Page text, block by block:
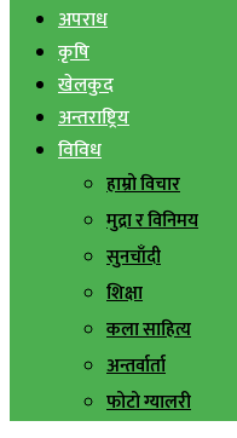
अपराध
कृषि
खेलकुद
अन्तराष्ट्रिय
विविध
हाम्रो विचार
मुद्रा र विनिमय
सुनचाँदी
शिक्षा
कला साहित्य
अन्तर्वार्ता
फोटो ग्यालरी